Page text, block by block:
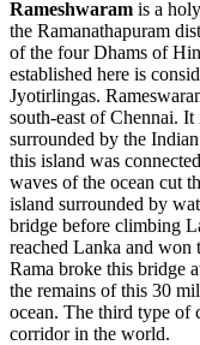
Rameshwaram is a
the Ramanathapuram
of the four Dhams of
established here is
Jyotirlingas.
south-east of Chennai.
surrounded by the
this island was
waves of the ocean cut
island surrounded by
bridge before climbing
reached Lanka and won
Rama broke this bridge
the remains of this 30
ocean. The third type of
corridor in the world.